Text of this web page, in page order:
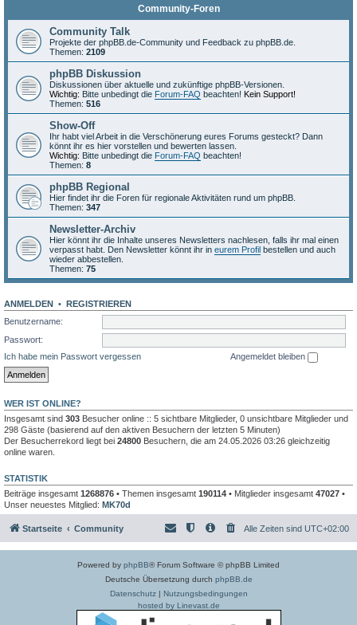
Community-Foren
Community Talk
Projekte der phpBB.de-Community und Feedback zu phpBB.de.
Themen: 2109
phpBB Diskussion
Diskussionen über aktuelle und zukünftige phpBB-Versionen.
Wichtig: Bitte unbedingt die Forum-FAQ beachten! Kein Support!
Themen: 516
Show-Off
Ihr habt viel Arbeit in die Verschönerung eures Forums gesteckt? Dann
könnt ihr es hier vorstellen und bewerten lassen.
Wichtig: Bitte unbedingt die Forum-FAQ beachten!
Themen: 8
phpBB Regional
Hier findet ihr die Foren für regionale Aktivitäten rund um phpBB.
Themen: 347
Newsletter-Archiv
Hier könnt ihr die Inhalte unseres Newsletters nachlesen, falls ihr mal einen
verpasst habt. Den Newsletter könnt ihr in eurem Profil bestellen und auch
wieder abbestellen.
Themen: 75
ANMELDEN • REGISTRIEREN
Benutzername:
Passwort:
Ich habe mein Passwort vergessen
Angemeldet bleiben
WER IST ONLINE?
Insgesamt sind 303 Besucher online :: 5 sichtbare Mitglieder, 0 unsichtbare Mitglieder und
298 Gäste (basierend auf den aktiven Besuchern der letzten 5 Minuten)
Der Besucherrekord liegt bei 24800 Besuchern, die am 24.05.2026 03:26 gleichzeitig
online waren.
STATISTIK
Beiträge insgesamt 1268876 • Themen insgesamt 190114 • Mitglieder insgesamt 47027 •
Unser neuestes Mitglied: MK70d
Startseite Community Alle Zeiten sind UTC+02:00
Powered by phpBB® Forum Software © phpBB Limited
Deutsche Übersetzung durch phpBB.de
Datenschutz| Nutzungsbedingungen
hosted by Linevast.de